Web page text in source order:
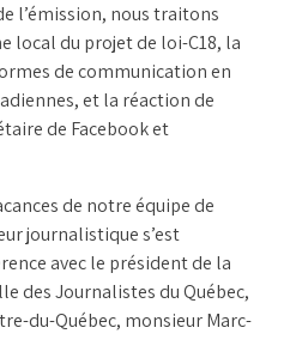
l’émission, nous traitons
local du projet de loi-C18, la
de communication en
et la réaction de
de Facebook et
de notre équipe de
journalistique s’est
avec le président de la
des Journalistes du Québec,
du-Québec, monsieur Marc-